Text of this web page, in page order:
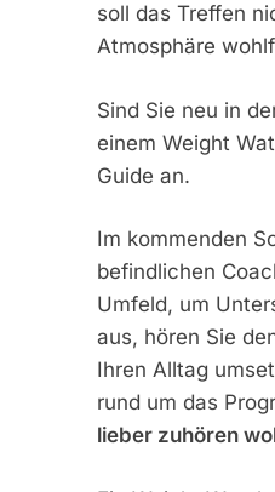
soll das Treffen
Atmosphäre
Sind Sie neu in
einem Weight
Guide an.
Im kommenden
befindlichen
Umfeld, um
aus, hören Sie
Ihren Alltag
rund um das
lieber zuhören